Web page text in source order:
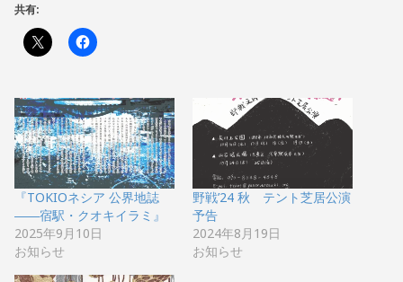
共有:
『TOKIOネシア 公界地誌
――宿駅・クオキイラミ』
2025年9月10日
お知らせ
野戦’24 秋 テント芝居公演
予告
2024年8月19日
お知らせ